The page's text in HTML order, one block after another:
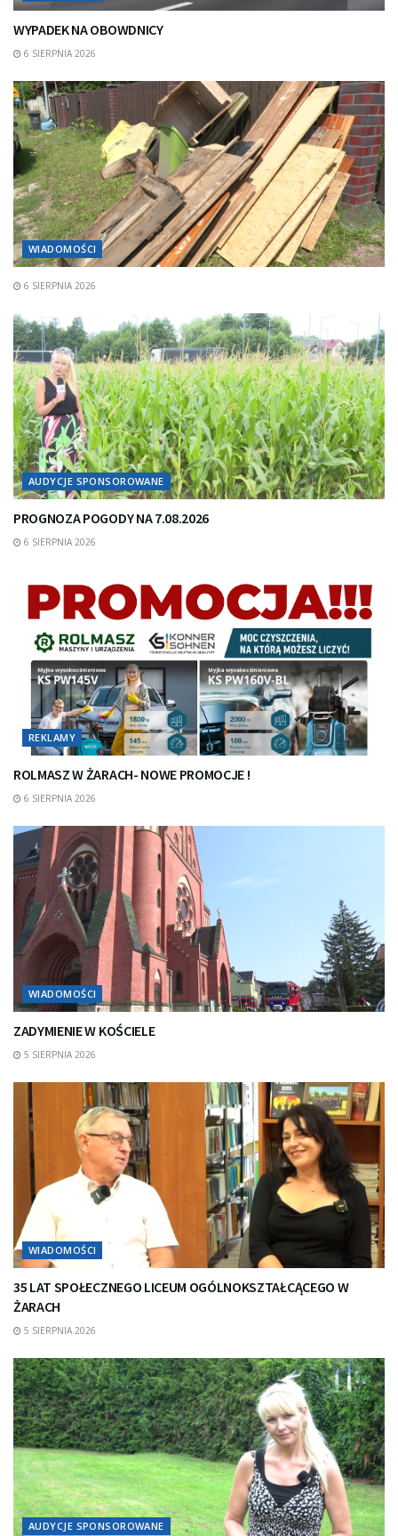
WYPADEK NA OBOWDNICY
6 SIERPNIA 2026
WIADOMOŚCI
6 SIERPNIA 2026
AUDYCJE SPONSOROWANE
PROGNOZA POGODY NA 7.08.2026
6 SIERPNIA 2026
REKLAMY
ROLMASZ W ŻARACH- NOWE PROMOCJE !
6 SIERPNIA 2026
WIADOMOŚCI
ZADYMIENIE W KOŚCIELE
5 SIERPNIA 2026
WIADOMOŚCI
35 LAT SPOŁECZNEGO LICEUM OGÓLNOKSZTAŁCĄCEGO W
ŻARACH
5 SIERPNIA 2026
AUDYCJE SPONSOROWANE